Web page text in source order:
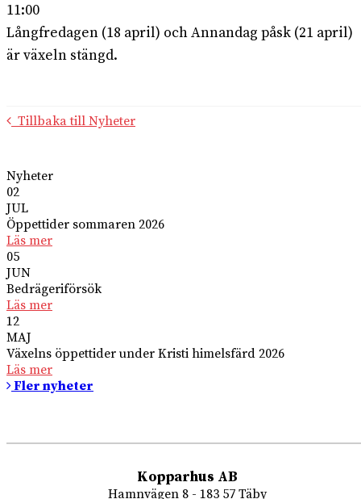
11:00
Långfredagen (18 april) och Annandag påsk (21 april)
är växeln stängd.
Tillbaka till Nyheter
Nyheter
02
JUL
Öppettider sommaren 2026
Läs mer
05
JUN
Bedrägeriförsök
Läs mer
12
MAJ
Växelns öppettider under Kristi himelsfärd 2026
Läs mer
Fler nyheter
Kopparhus AB
Hamnvägen 8 - 183 57 Täby